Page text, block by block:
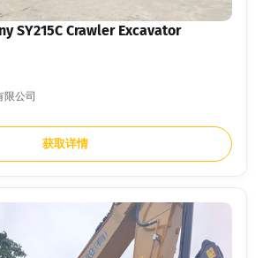
SY215C Crawler Excavator
限公司
获取详情